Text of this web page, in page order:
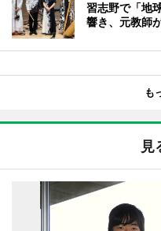
習志野で「地
響き、元教師
も
見